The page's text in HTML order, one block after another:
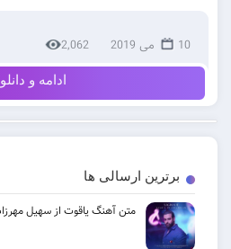
2,062
ارسالی ها
متن آهنگ یاقوت از سهیل مهرزادگان